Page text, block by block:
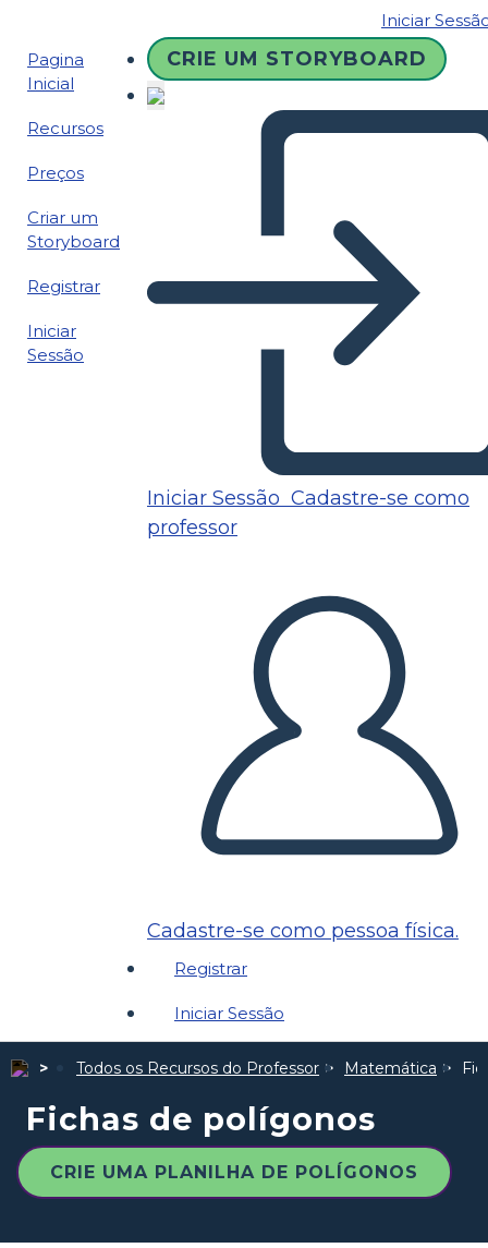
Iniciar
Pagina
Inicial
Recursos
Preços
Criar um
Storyboard
Registrar
Iniciar
Sessão
CRIE UM STORYBOARD
Iniciar Sessão Cadastre-se como
professor
Cadastre-se como pessoa física.
Registrar
Iniciar Sessão
Todos os Recursos do Professor Matemática
Fichas de polígonos
CRIE UMA PLANILHA DE POLÍGONOS